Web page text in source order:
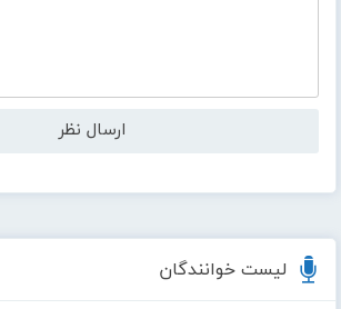
لیست خوانندگان